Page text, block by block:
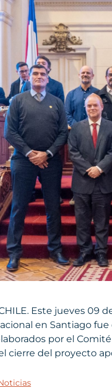
Este jueves 09
en Santiago
por el
cierre del proyecto